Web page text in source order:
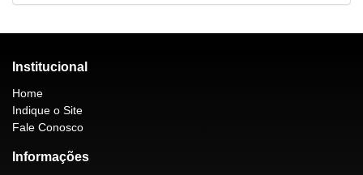
Institucional
Home
Indique o Site
Fale Conosco
Informações